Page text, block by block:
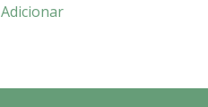
Adicionar